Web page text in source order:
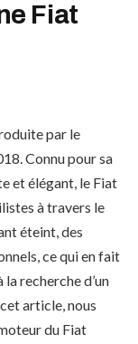
Fiat
par le
Connu pour sa
et élégant, le Fiat
à travers le
éteint, des
ce qui en fait
recherche d’un
article, nous
du Fiat